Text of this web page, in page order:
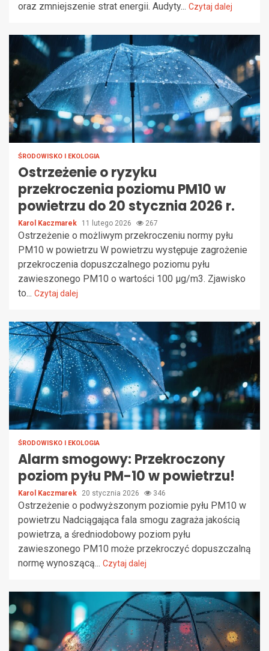
oraz zmniejszenie strat energii. Audyty... Czytaj dalej
ŚRODOWISKO I EKOLOGIA
Ostrzeżenie o ryzyku
przekroczenia poziomu PM10 w
powietrzu do 20 stycznia 2026 r.
Karol Kaczmarek 11 lutego 2026 267
Ostrzeżenie o możliwym przekroczeniu normy pyłu
PM10 w powietrzu W powietrzu występuje zagrożenie
przekroczenia dopuszczalnego poziomu pyłu
zawieszonego PM10 o wartości 100 μg/m3. Zjawisko
to... Czytaj dalej
ŚRODOWISKO I EKOLOGIA
Alarm smogowy: Przekroczony
poziom pyłu PM-10 w powietrzu!
Karol Kaczmarek 20 stycznia 2026 346
Ostrzeżenie o podwyższonym poziomie pyłu PM10 w
powietrzu Nadciągająca fala smogu zagraża jakością
powietrza, a średniodobowy poziom pyłu
zawieszonego PM10 może przekroczyć dopuszczalną
normę wynoszącą... Czytaj dalej